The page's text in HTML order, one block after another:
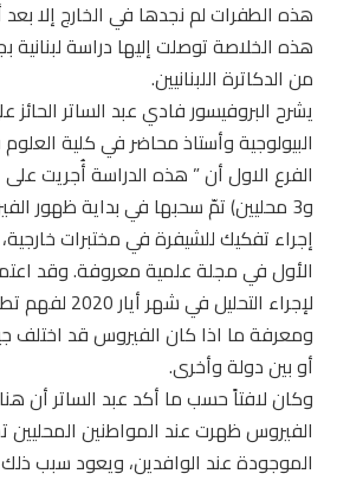
هذه الطفرات لم نجدها في الخارج إلا
هذه الخلاصة توصلت إليها دراسة
من الدكاترة اللبنانيين.
يشرح البروفيسور فادي عبد الساتر
البيولوجية وأستاذ محاضر في كلية
و3 محليين) تمّ سحبها في بداية ظهور
إجراء تفكيك للشيفرة في مختبرات
الأول في مجلة علمية معروفة. وقد
لإجراء التحليل
ومعرفة ما اذا كان الفيروس قد اختلف
أو بين دولة وأخرى.
وكان لافتاً حسب ما أكد عبد الساتر أن
الفيروس ظهرت عند المواطنين
الموجودة عند الوافدين، ويعود سبب